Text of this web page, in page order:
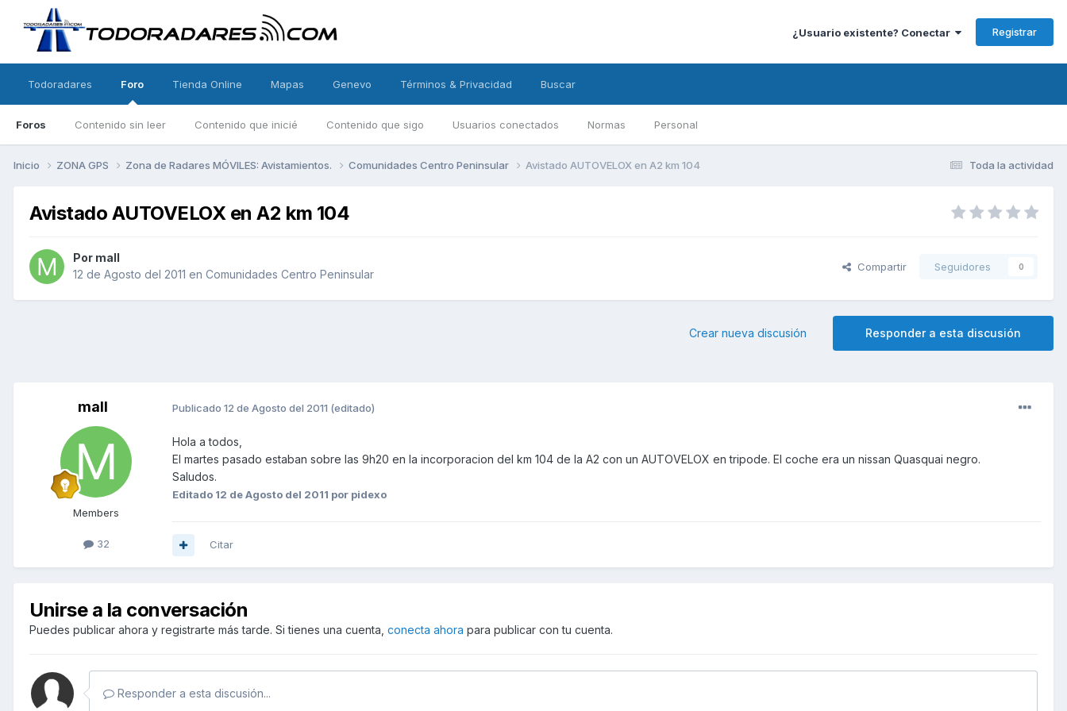
¿Usuario existente? Conectar Registrar
Todoradares Foro
Foros Contenido sin leer Contenido que inicié Contenido que sigo Usuarios conectados Normas Personal
Tienda Online Mapas Genevo Términos & Privacidad Buscar
Toda la actividad
Inicio ZONA GPS Zona de Radares MÓVILES: Avistamientos. Comunidades Centro Peninsular Avistado AUTOVELOX en A2 km 104
Avistado AUTOVELOX en A2 km 104
Por mall
12 de Agosto del 2011 en Comunidades Centro Peninsular
Compartir Seguidores 0
Responder a esta discusión
Crear nueva discusión
mall
Members
32
Publicado 12 de Agosto del 2011 (editado)
Hola a todos,
El martes pasado estaban sobre las 9h20 en la incorporacion del km 104 de la A2 con un AUTOVELOX en tripode. El coche era un nissan Quasquai negro.
Saludos.
Editado 12 de Agosto del 2011 por pidexo
Citar
Unirse a la conversación
Puedes publicar ahora y registrarte más tarde. Si tienes una cuenta, conecta ahora para publicar con tu cuenta.
Responder a esta discusión...